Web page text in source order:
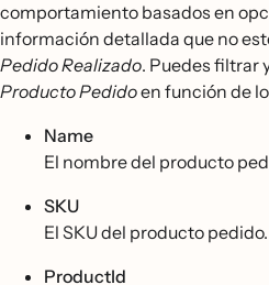
comportamiento basados en
información detallada que no
Pedido Realizado. Puedes filtrar
Producto Pedidoen función de
Name
El nombre del producto
SKU
El SKU del producto pedido.
ProductId